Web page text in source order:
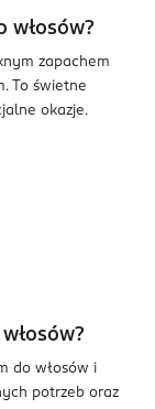
włosów?
zapachem
To świetne
okazje.
do włosów i
potrzeb oraz